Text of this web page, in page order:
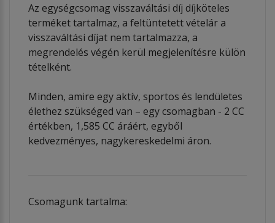
Az egységcsomag visszaváltási díj díjköteles
terméket tartalmaz, a feltüntetett vételár a
visszaváltási díjat nem tartalmazza, a
megrendelés végén kerül megjelenítésre külön
tételként.
Minden, amire egy aktív, sportos és lendületes
élethez szükséged van – egy csomagban - 2 CC
értékben, 1,585 CC áráért, egyből
kedvezményes, nagykereskedelmi áron.
Csomagunk tartalma: